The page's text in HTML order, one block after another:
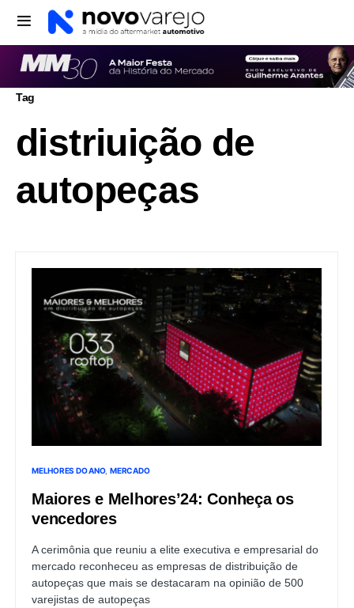
Tag
distriuição de
autopeças
MELHORES DO ANO MERCADO
Maiores e Melhores’24: Conheça os
vencedores
A cerimônia que reuniu a elite executiva e empresarial do
mercado reconheceu as empresas de distribuição de
autopeças que mais se destacaram na opinião de 500
varejistas de autopeças